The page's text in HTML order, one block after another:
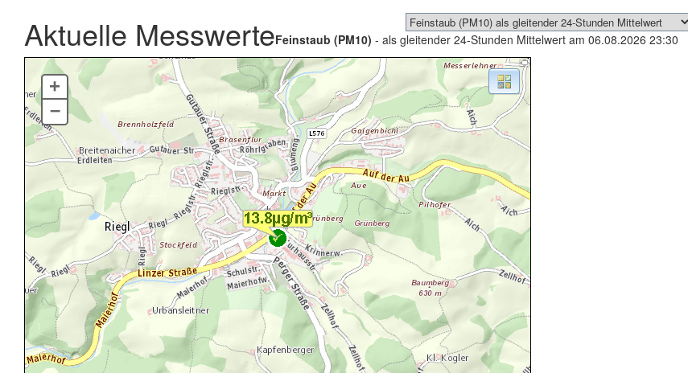
Aktuelle MesswerteFeinstaub (PM10) - als gleitender 24-Stunden Mittelwert am 06.08.2026 23:30
+
–